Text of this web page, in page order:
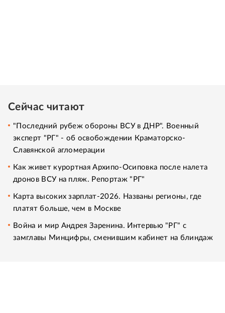
Сейчас читают
"Последний рубеж обороны ВСУ в ДНР". Военный
эксперт "РГ" - об освобождении Краматорско-
Славянской агломерации
Как живет курортная Архипо-Осиповка после налета
дронов ВСУ на пляж. Репортаж "РГ"
Карта высоких зарплат-2026. Названы регионы, где
платят больше, чем в Москве
Война и мир Андрея Заренина. Интервью "РГ" с
замглавы Минцифры, сменившим кабинет на блиндаж